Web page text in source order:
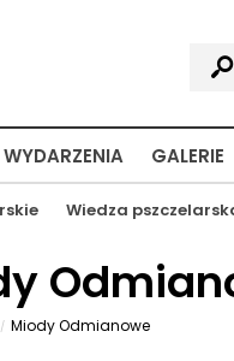
Wiedza
WYDARZENIA GALERIE
Miody Odmianowe